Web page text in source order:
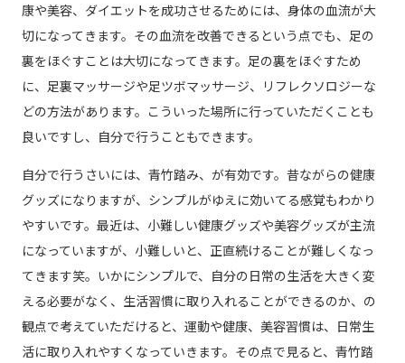
康や美容、ダイエットを成功させるためには、身体の血流が大
切になってきます。その血流を改善できるという点でも、足の
裏をほぐすことは大切になってきます。足の裏をほぐすため
に、足裏マッサージや足ツボマッサージ、リフレクソロジーな
どの方法があります。こういった場所に行っていただくことも
良いですし、自分で行うこともできます。
自分で行うさいには、青竹踏み、が有効です。昔ながらの健康
グッズになりますが、シンプルがゆえに効いてる感覚もわかり
やすいです。最近は、小難しい健康グッズや美容グッズが主流
になっていますが、小難しいと、正直続けることが難しくなっ
てきます笑。いかにシンプルで、自分の日常の生活を大きく変
える必要がなく、生活習慣に取り入れることができるのか、の
観点で考えていただけると、運動や健康、美容習慣は、日常生
活に取り入れやすくなっていきます。その点で見ると、青竹踏